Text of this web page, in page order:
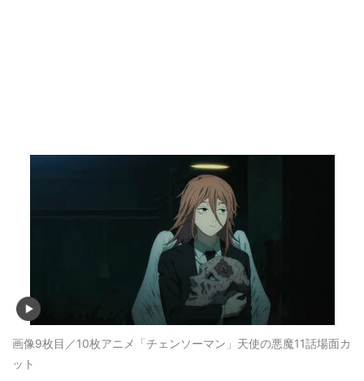
画像9枚目／10枚アニメ「チェンソーマン」天使の悪魔11話場面カ
ット